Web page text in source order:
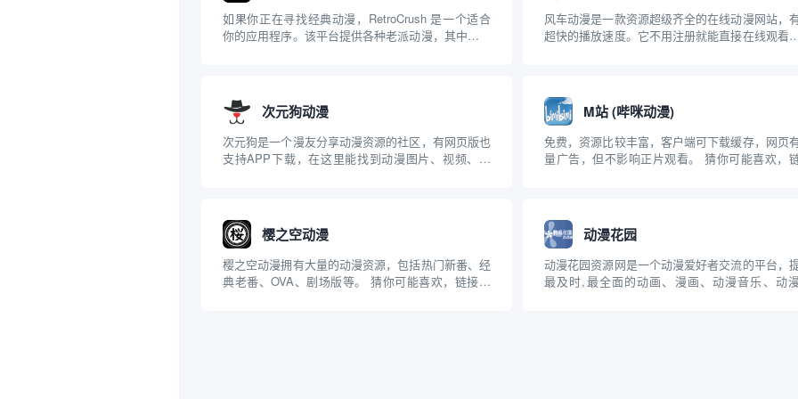
如果你正在寻找经典动漫，RetroCrush 是一个适合
你的应用程序。该平台提供各种老派动漫，其中大多
简洁...
风车动漫是一款资源超级齐全的在线动漫网站，
超快的播放速度。它不用注册就能直接在线观看，
次元狗动漫
次元狗是一个漫友分享动漫资源的社区，有网页版也
支持APP下载，在这里能找到动漫图片、视频、漫
外的一些著...
M站 (哔咪动漫)
免费，资源比较丰富，客户端可下载缓存，网页
量广告，但不影响正片观看。 猜你可能喜欢，
樱之空动漫
樱之空动漫拥有大量的动漫资源，包括热门新番、经
典老番、OVA、剧场版等。 猜你可能喜欢，链接防
动漫花园
动漫花园资源网是一个动漫爱好者交流的平台，
最及时,最全面的动画、漫画、动漫音乐、动